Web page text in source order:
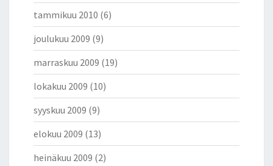
tammikuu 2010 (6)
joulukuu 2009 (9)
marraskuu 2009 (19)
lokakuu 2009 (10)
syyskuu 2009 (9)
elokuu 2009 (13)
heinäkuu 2009 (2)